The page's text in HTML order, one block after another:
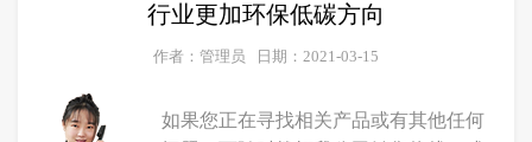
行业更加环保低碳方向
作者：管理员 日期：2021-03-15
如果您正在寻找相关产品或有其他任何